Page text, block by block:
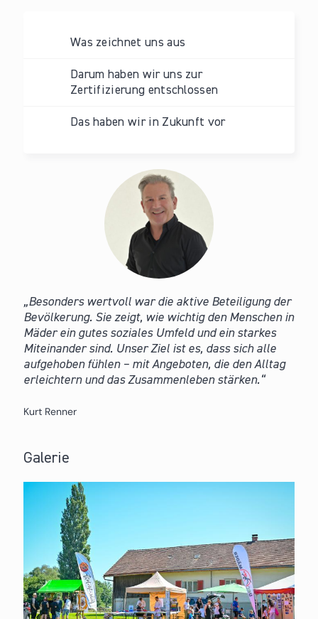
Was zeichnet uns aus
Darum haben wir uns zur
Zertifizierung entschlossen
Das haben wir in Zukunft vor
Besonders wertvoll war die aktive Beteiligung der
Bevölkerung. Sie zeigt, wie wichtig den Menschen in
Mäder ein gutes soziales Umfeld und ein starkes
Miteinander sind. Unser Ziel ist es, dass sich alle
aufgehoben fühlen – mit Angeboten, die den Alltag
erleichtern und das Zusammenleben stärken.
Kurt Renner
Galerie